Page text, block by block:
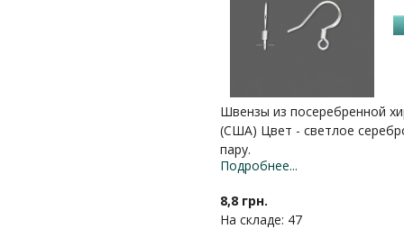
Швензы из посеребренной
(США) Цвет - светлое
пару.
Подробнее...
8,8 грн.
На складе: 47